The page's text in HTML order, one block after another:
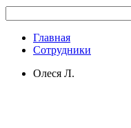
Главная
Сотрудники
Олеся Л.